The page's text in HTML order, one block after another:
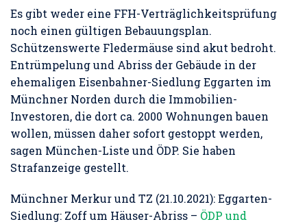
Es gibt weder eine FFH-Verträglichkeitsprüfung
noch einen gültigen Bebauungsplan.
Schützenswerte Fledermäuse sind akut bedroht.
Entrümpelung und Abriss der Gebäude in der
ehemaligen Eisenbahner-Siedlung Eggarten im
Münchner Norden durch die Immobilien-
Investoren, die dort ca. 2000 Wohnungen bauen
wollen, müssen daher sofort gestoppt werden,
sagen München-Liste und ÖDP. Sie haben
Strafanzeige gestellt.
Münchner Merkur und TZ (21.10.2021): Eggarten-
Siedlung: Zoff um Häuser-Abriss – ÖDP und